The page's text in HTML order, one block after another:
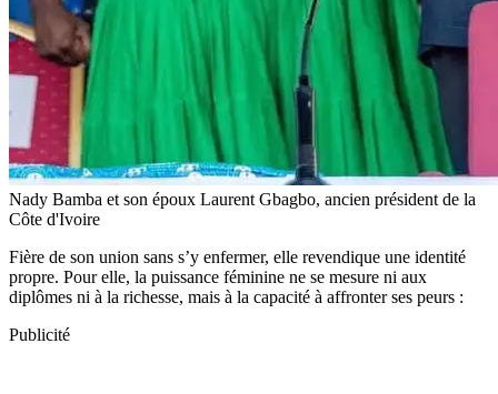
Nady Bamba et son époux Laurent Gbagbo, ancien président de la
Côte d'Ivoire
Fière de son union sans s’y enfermer, elle revendique une identité
propre. Pour elle, la puissance féminine ne se mesure ni aux
diplômes ni à la richesse, mais à la capacité à affronter ses peurs :
Publicité